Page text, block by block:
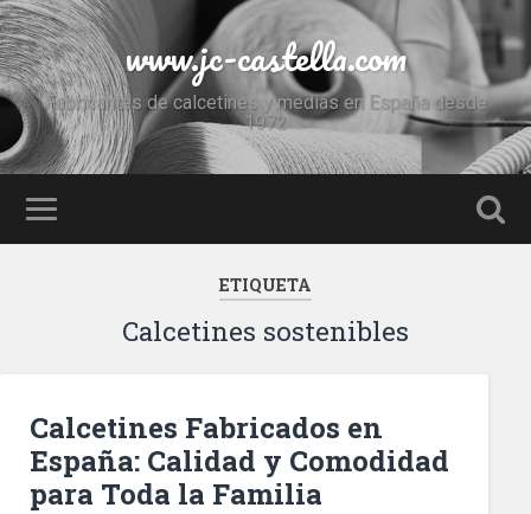
www.jc-castella.com
Fabricantes de calcetines y medias en España desde
1972
ETIQUETA
Calcetines sostenibles
Calcetines Fabricados en
España: Calidad y Comodidad
para Toda la Familia